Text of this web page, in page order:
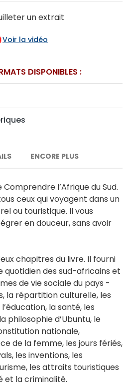
un extrait
Voir la vidéo
DISPONIBLES :
ENCORE PLUS
l’Afrique du Sud.
ceux qui voyagent dans un
ou touristique. Il vous
en douceur, sans avoir
chapitres du livre. Il fourni
quotidien des sud-africains et
de vie sociale du pays -
la répartition culturelle, les
la santé, les
philosophie d’Ubuntu, le
nationale,
de la femme, les jours fériés,
les inventions, les
les attraits touristiques
et la criminalité.